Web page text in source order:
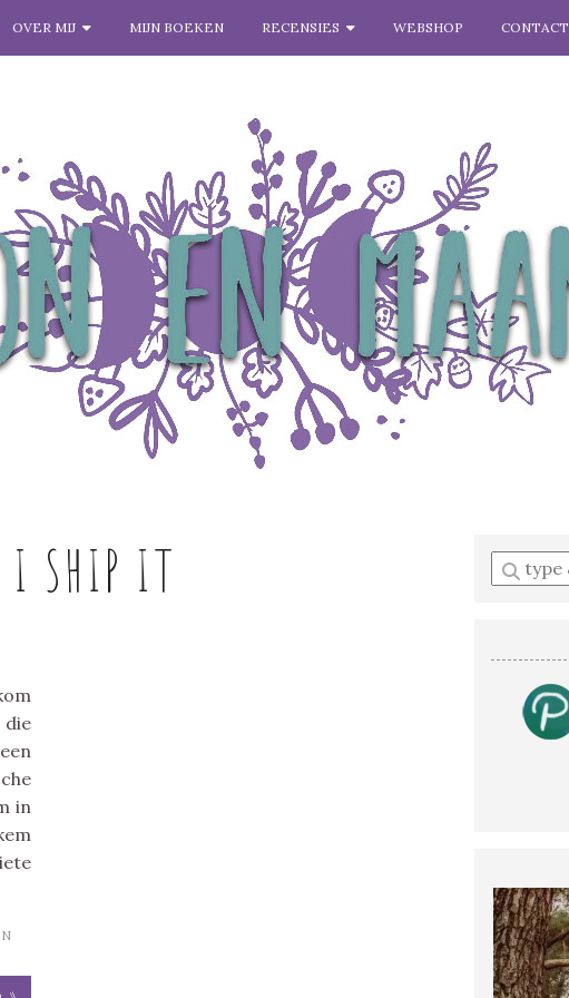
OVER MIJ MIJN BOEKEN RECENSIES WEBSHOP CONTACT
I SHIP IT
die
in
Enter
a